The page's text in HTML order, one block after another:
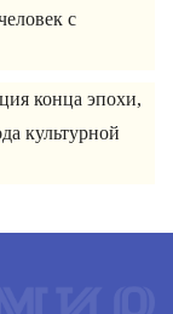
с
конца эпохи,
культурной